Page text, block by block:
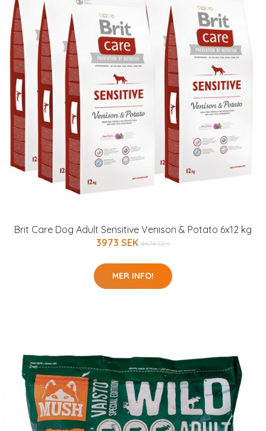
Brit Care Dog Adult Sensitive Venison & Potato 6x12 kg
3973 SEK 4674 SEK
MER INFO!